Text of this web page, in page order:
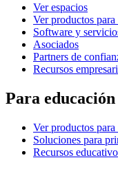
Ver espacios
Ver productos para
Software y
Asociados
Partners de
Recursos
Para educación
Ver productos para
Soluciones para
Recursos